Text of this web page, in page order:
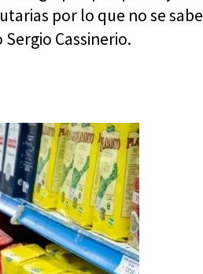
por lo que no se sabe
Cassinerio.